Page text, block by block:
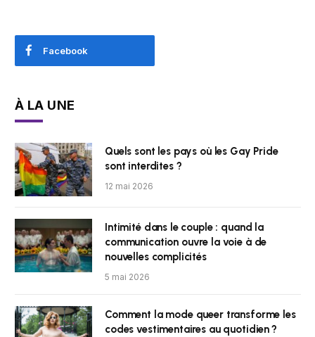
Facebook
À LA UNE
Quels sont les pays où les Gay Pride
sont interdites ?
12 mai 2026
Intimité dans le couple : quand la
communication ouvre la voie à de
nouvelles complicités
5 mai 2026
Comment la mode queer transforme les
codes vestimentaires au quotidien ?